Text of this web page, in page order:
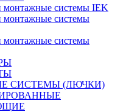
монтажные системы IEK
монтажные системы
монтажные системы
СИСТЕМЫ (ЛЮЧКИ)